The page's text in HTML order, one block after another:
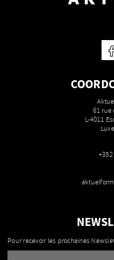
61 rue
L-4011
Pour recevoir les prochaines